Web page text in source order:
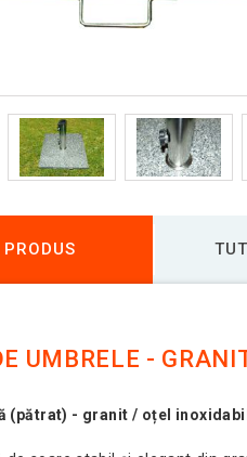
PRODUS
UMBRELE -
(pătrat) - granit / oțel